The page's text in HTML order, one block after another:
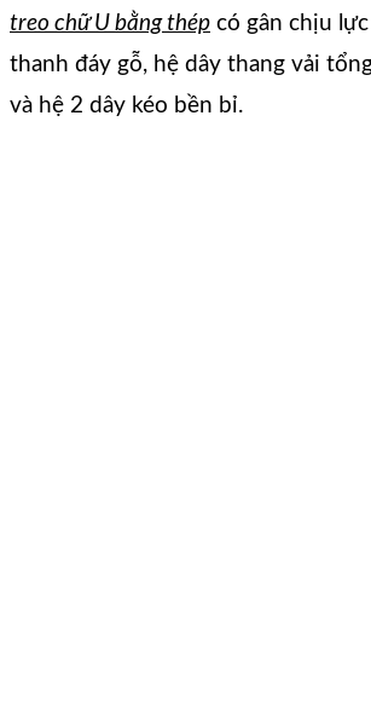
treo chữ U bằng thép có gân chịu
thanh đáy gỗ, hệ dây thang vải
và hệ 2 dây kéo bền bỉ.